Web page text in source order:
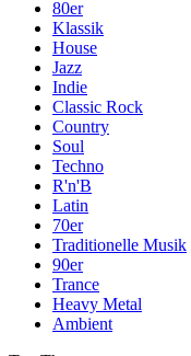
80er
Klassik
House
Jazz
Indie
Classic Rock
Country
Soul
Techno
R'n'B
Latin
70er
Traditionelle Musik
90er
Trance
Heavy Metal
Ambient